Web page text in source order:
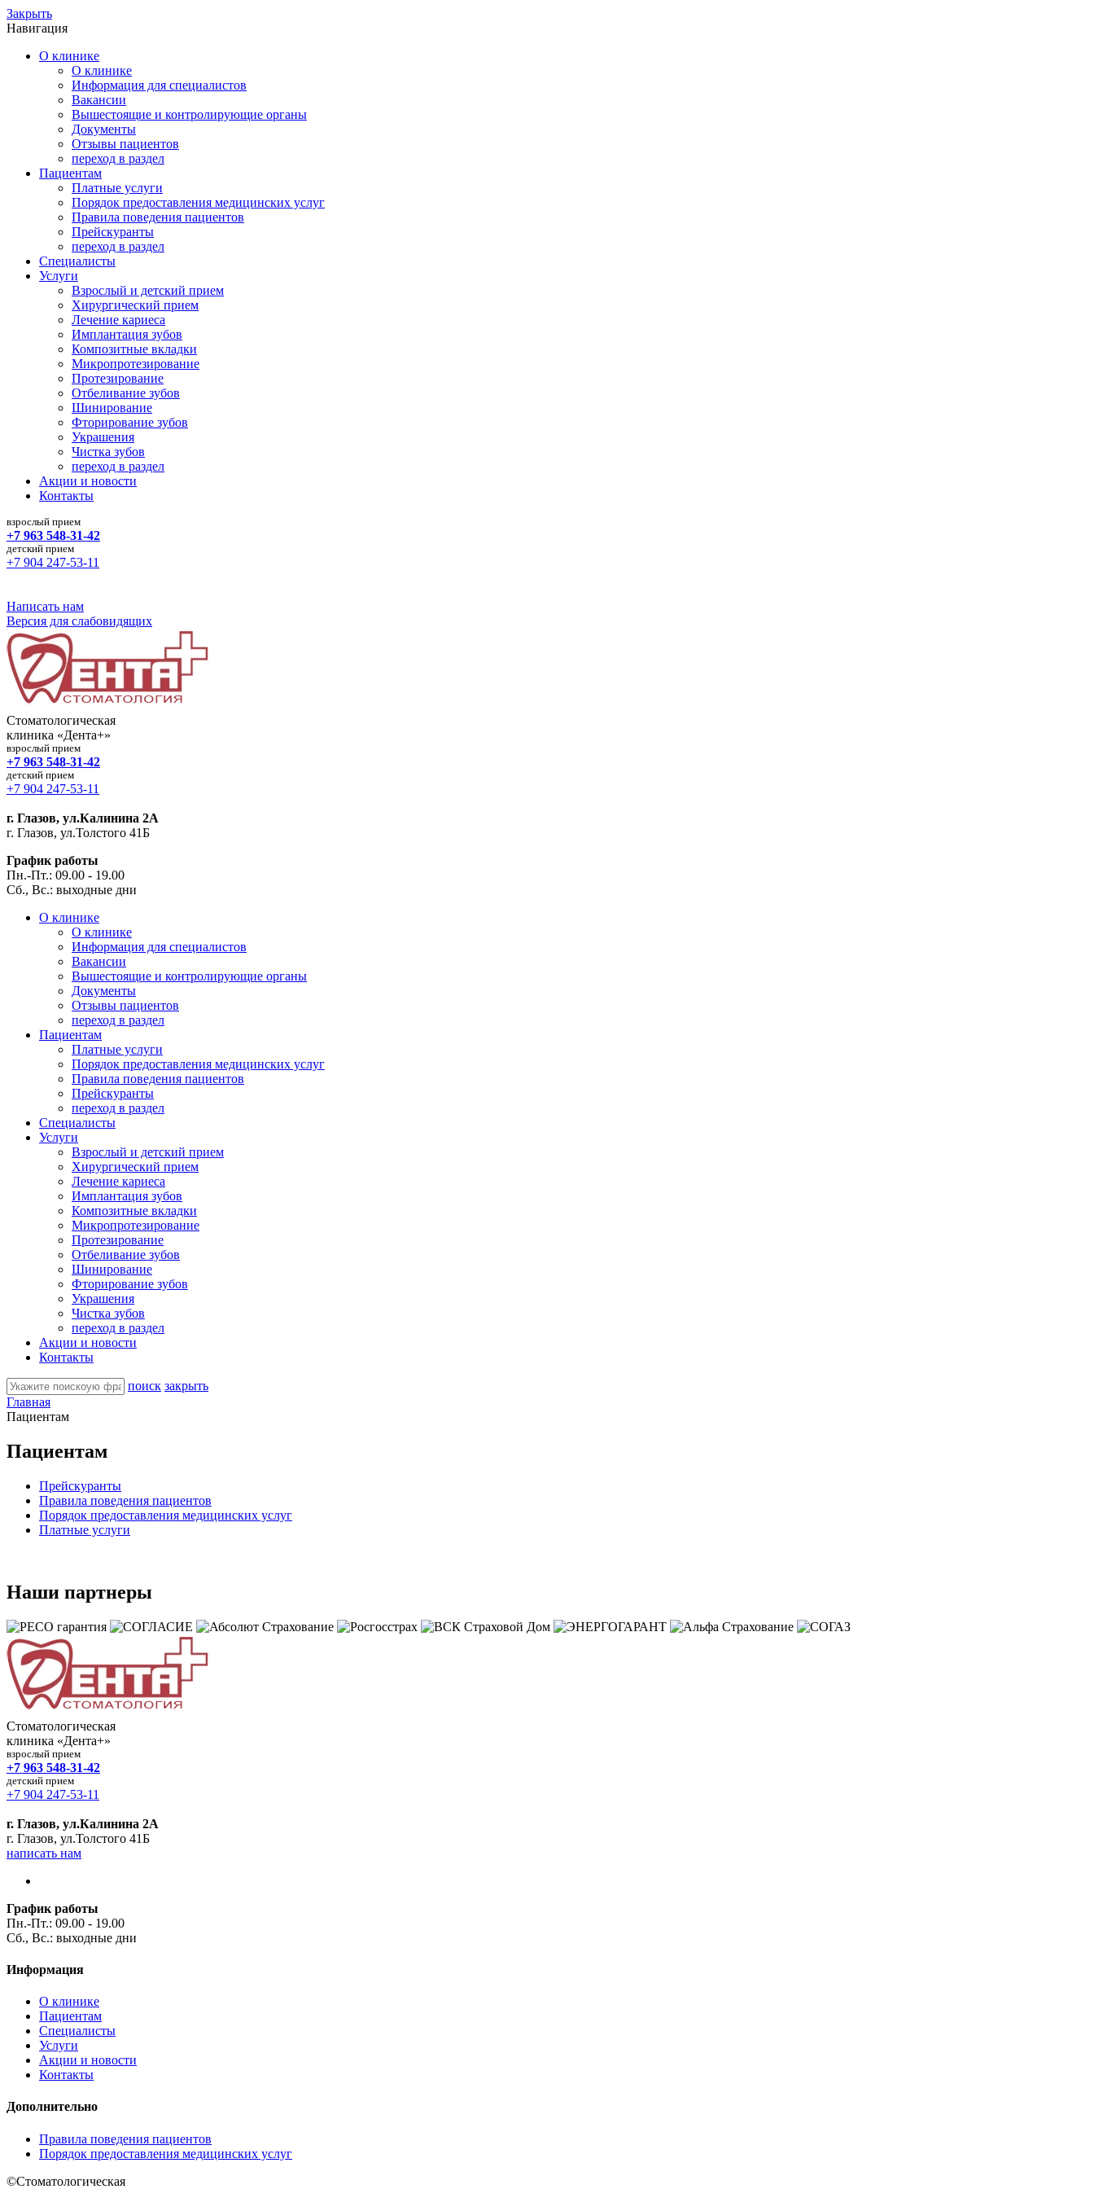
Закрыть
Навигация
О клинике
О клинике
Информация для специалистов
Вакансии
Вышестоящие и контролирующие органы
Документы
Отзывы пациентов
переход в раздел
Пациентам
Платные услуги
Порядок предоставления медицинских услуг
Правила поведения пациентов
Прейскуранты
переход в раздел
Специалисты
Услуги
Взрослый и детский прием
Хирургический прием
Лечение кариеса
Имплантация зубов
Композитные вкладки
Микропротезирование
Протезирование
Отбеливание зубов
Шинирование
Фторирование зубов
Украшения
Чистка зубов
переход в раздел
Акции и новости
Контакты
взрослый прием
+7 963 548-31-42
детский прием
+7 904 247-53-11
Написать нам
Версия для слабовидящих
Стоматологическая
клиника «Дента+»
взрослый прием
+7 963 548-31-42
детский прием
+7 904 247-53-11
г. Глазов, ул.Калинина 2А
г. Глазов, ул.Толстого 41Б
График работы
Пн.-Пт.: 09.00 - 19.00
Сб., Вс.: выходные дни
О клинике
О клинике
Информация для специалистов
Вакансии
Вышестоящие и контролирующие органы
Документы
Отзывы пациентов
переход в раздел
Пациентам
Платные услуги
Порядок предоставления медицинских услуг
Правила поведения пациентов
Прейскуранты
переход в раздел
Специалисты
Услуги
Взрослый и детский прием
Хирургический прием
Лечение кариеса
Имплантация зубов
Композитные вкладки
Микропротезирование
Протезирование
Отбеливание зубов
Шинирование
Фторирование зубов
Украшения
Чистка зубов
переход в раздел
Акции и новости
Контакты
поиск закрыть
Главная
Пациентам
Пациентам
Прейскуранты
Правила поведения пациентов
Порядок предоставления медицинских услуг
Платные услуги
Наши партнеры
Стоматологическая
клиника «Дента+»
взрослый прием
+7 963 548-31-42
детский прием
+7 904 247-53-11
г. Глазов, ул.Калинина 2А
г. Глазов, ул.Толстого 41Б
написать нам
График работы
Пн.-Пт.: 09.00 - 19.00
Сб., Вс.: выходные дни
Информация
О клинике
Пациентам
Специалисты
Услуги
Акции и новости
Контакты
Дополнительно
Правила поведения пациентов
Порядок предоставления медицинских услуг
©Стоматологическая